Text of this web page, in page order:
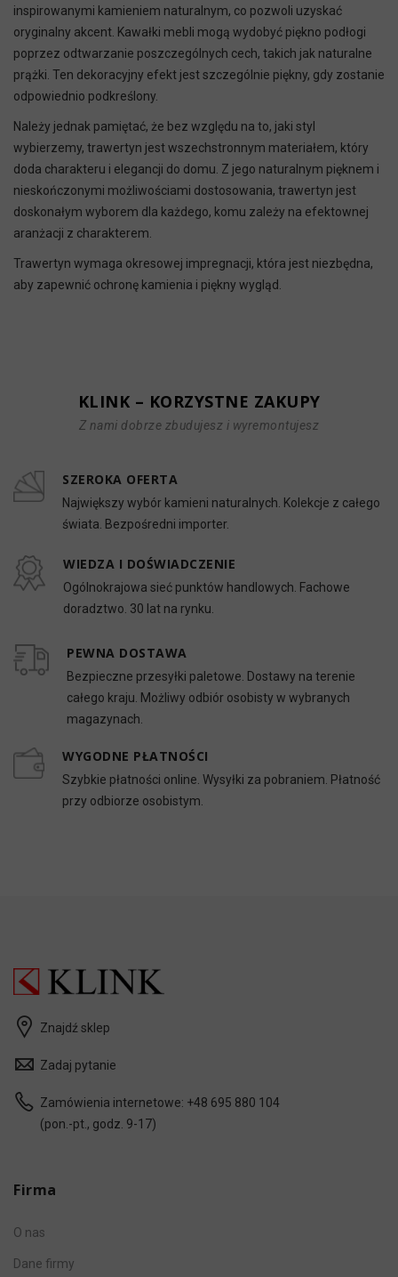
inspirowanymi kamieniem naturalnym, co pozwoli uzyskać
oryginalny akcent. Kawałki mebli mogą wydobyć piękno podłogi
poprzez odtwarzanie poszczególnych cech, takich jak naturalne
prążki. Ten dekoracyjny efekt jest szczególnie piękny, gdy zostanie
odpowiednio podkreślony.
Należy jednak pamiętać, że bez względu na to, jaki styl
wybierzemy, trawertyn jest wszechstronnym materiałem, który
doda charakteru i elegancji do domu. Z jego naturalnym pięknem i
nieskończonymi możliwościami dostosowania, trawertyn jest
doskonałym wyborem dla każdego, komu zależy na efektownej
aranżacji z charakterem.
Trawertyn wymaga okresowej impregnacji, która jest niezbędna,
aby zapewnić ochronę kamienia i piękny wygląd.
KLINK – KORZYSTNE ZAKUPY
Z nami dobrze zbudujesz i wyremontujesz
SZEROKA OFERTA
Największy wybór kamieni naturalnych. Kolekcje z całego
świata. Bezpośredni importer.
WIEDZA I DOŚWIADCZENIE
Ogólnokrajowa sieć punktów handlowych. Fachowe
doradztwo. 30 lat na rynku.
PEWNA DOSTAWA
Bezpieczne przesyłki paletowe. Dostawy na terenie
całego kraju. Możliwy odbiór osobisty w wybranych
magazynach.
WYGODNE PŁATNOŚCI
Szybkie płatności online. Wysyłki za pobraniem. Płatność
przy odbiorze osobistym.
Znajdź sklep
Zadaj pytanie
Zamówienia internetowe: +48 695 880 104
(pon.-pt., godz. 9-17)
Firma
O nas
Dane firmy